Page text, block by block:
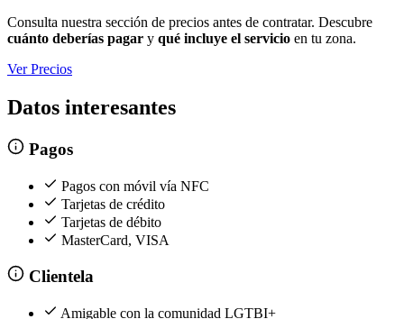
Consulta nuestra sección de precios antes de contratar. Descubre
cuánto deberías pagar y qué incluye el servicio en tu zona.
Ver Precios
Datos interesantes
Pagos
Pagos con móvil vía NFC
Tarjetas de crédito
Tarjetas de débito
MasterCard, VISA
Clientela
Amigable con la comunidad LGTBI+